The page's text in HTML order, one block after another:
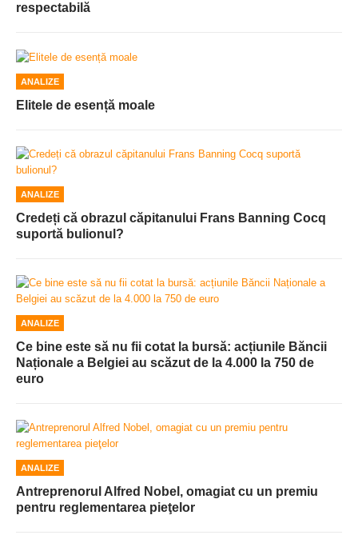
respectabilă
ANALIZE
Elitele de esență moale
ANALIZE
Credeți că obrazul căpitanului Frans Banning Cocq
suportă bulionul?
ANALIZE
Ce bine este să nu fii cotat la bursă: acțiunile Băncii
Naționale a Belgiei au scăzut de la 4.000 la 750 de
euro
ANALIZE
Antreprenorul Alfred Nobel, omagiat cu un premiu
pentru reglementarea pieţelor